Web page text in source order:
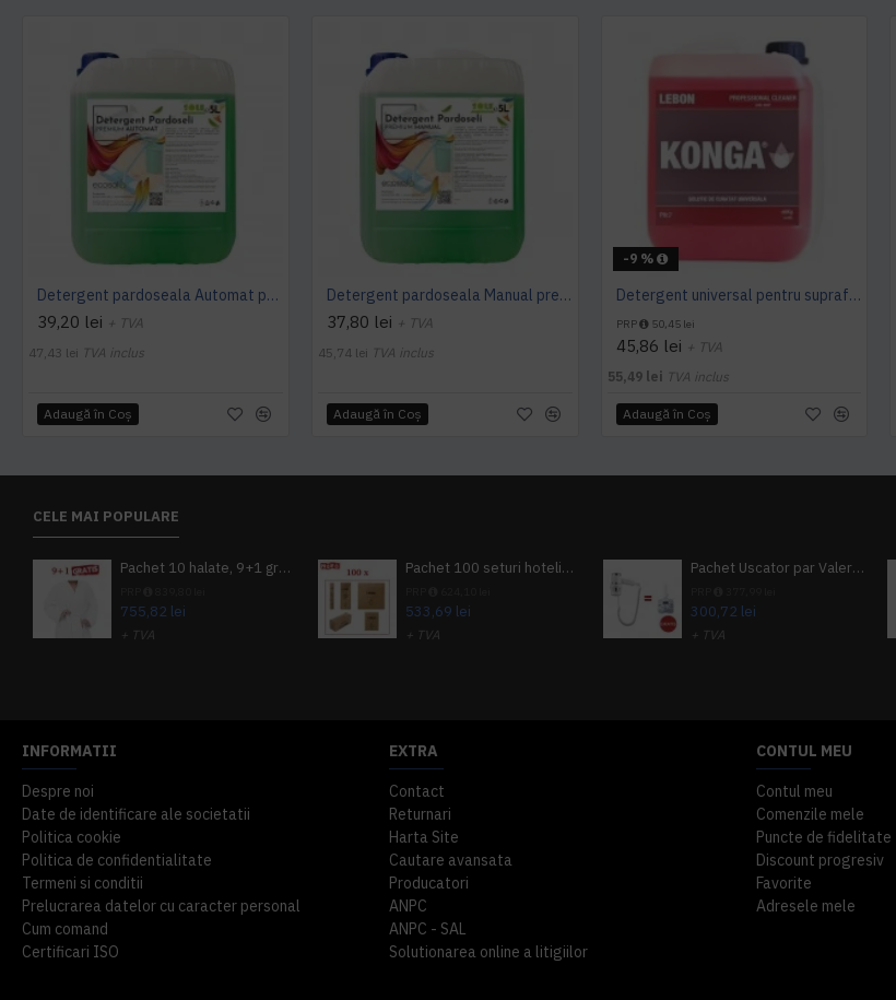
Detergent pardoseala Automat premium AQAS
39,20 lei + TVA
47,43 lei TVA inclus
Adaugă în Coş
Detergent pardoseala Manual premium 5L Canistra AQAS
37,80 lei + TVA
45,74 lei TVA inclus
Adaugă în Coş
-9 %
Detergent universal pentru suprafete, Professional Cleaner, Konga, 5 L
PRP 50,45 lei
45,86 lei + TVA
55,49 lei TVA inclus
Adaugă în Coş
CELE MAI POPULARE
Pachet 10 halate, 9+1 gratuit
755,82 lei
+ TVA
Pachet 100 seturi hoteliere, set dentar, set barbierit, casca de dus, pila unghii, set cusut
533,69 lei
+ TVA
Pachet Uscator par Valera Action Super Plus + GRATUIT Sampon si gel de dus Tork
300,72 lei
+ TVA
INFORMATII
Despre noi
Date de identificare ale societatii
Politica cookie
Politica de confidentialitate
Termeni si conditii
Prelucrarea datelor cu caracter personal
Cum comand
Certificari ISO
EXTRA
Contact
Returnari
Harta Site
Cautare avansata
Producatori
ANPC
ANPC - SAL
Solutionarea online a litigiilor
CONTUL MEU
Contul meu
Comenzile mele
Puncte de fidelitate
Discount progresiv
Favorite
Adresele mele